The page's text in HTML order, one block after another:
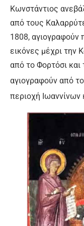
Κωνστάντιος
από τους
1808, αγιογραφούν
εικόνες μέχρι
από το Φορτόσι
αγιογραφούν από
περιοχή Ιωαννίνων